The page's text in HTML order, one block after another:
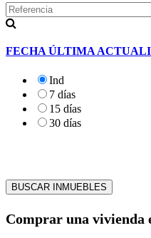
FECHA ÚLTIMA
Ind
7 días
15 días
30 días
Comprar una vivienda